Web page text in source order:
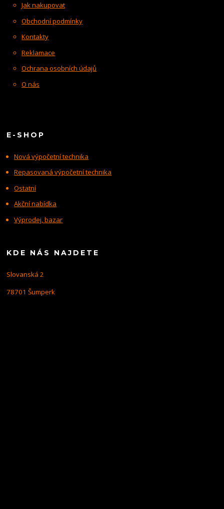
Jak nakupovat
Obchodní podmínky
Kontakty
Reklamace
Ochrana osobních údajů
O nás
E-SHOP
Nová výpočetní technika
Repasovaná výpočetní technika
Ostatní
Akční nabídka
Výprodej, bazar
KDE NÁS NAJDETE
Slovanská 2
78701 Šumperk